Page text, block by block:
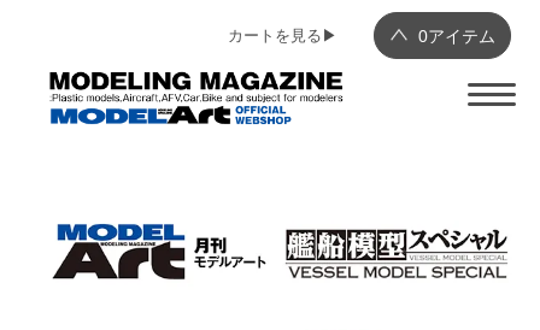
0アイテム
カートを見る▶︎